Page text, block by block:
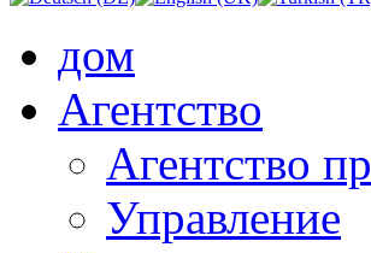
дом
Агентство
Агентство
Управление